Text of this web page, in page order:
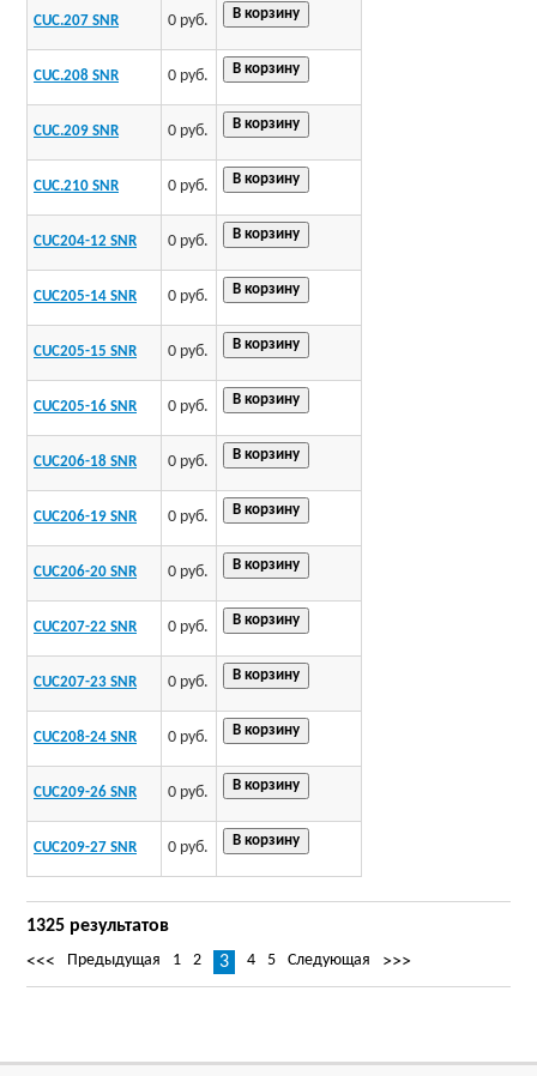
CUC.207 SNR 0 руб.
CUC.208 SNR 0 руб.
CUC.209 SNR 0 руб.
CUC.210 SNR 0 руб.
CUC204-12 SNR 0 руб.
CUC205-14 SNR 0 руб.
CUC205-15 SNR 0 руб.
CUC205-16 SNR 0 руб.
CUC206-18 SNR 0 руб.
CUC206-19 SNR 0 руб.
CUC206-20 SNR 0 руб.
CUC207-22 SNR 0 руб.
CUC207-23 SNR 0 руб.
CUC208-24 SNR 0 руб.
CUC209-26 SNR 0 руб.
CUC209-27 SNR 0 руб.
1325 результатов
<<<
Предыдущая 1 2 3 4 5 Следующая >>>